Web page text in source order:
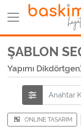
ŞABLON
Yapımı
ONLINE TASARIM